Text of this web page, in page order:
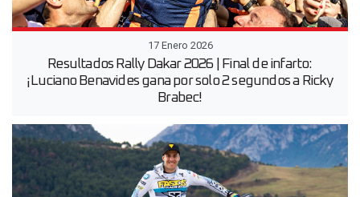
17 Enero 2026
Resultados Rally Dakar 2026 | Final de infarto:
¡Luciano Benavides gana por solo 2 segundos a Ricky
Brabec!